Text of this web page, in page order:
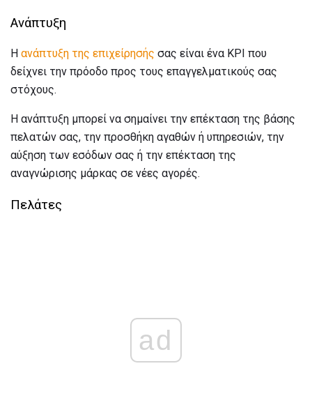
Ανάπτυξη
Η ανάπτυξη της επιχείρησής σας είναι ένα KPI που
δείχνει την πρόοδο προς τους επαγγελματικούς σας
στόχους.
Η ανάπτυξη μπορεί να σημαίνει την επέκταση της βάσης
πελατών σας, την προσθήκη αγαθών ή υπηρεσιών, την
αύξηση των εσόδων σας ή την επέκταση της
αναγνώρισης μάρκας σε νέες αγορές.
Πελάτες
ad